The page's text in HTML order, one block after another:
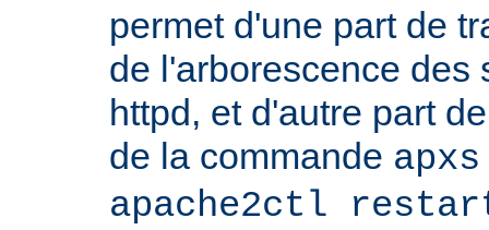
permet d'une part de
de l'arborescence des
httpd, et d'autre part
de la commande
apache2ctl